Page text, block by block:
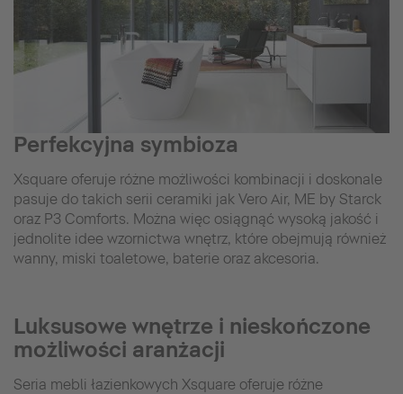
Perfekcyjna symbioza
Xsquare oferuje różne możliwości kombinacji i doskonale
pasuje do takich serii ceramiki jak Vero Air, ME by Starck
oraz P3 Comforts. Można więc osiągnąć wysoką jakość i
jednolite idee wzornictwa wnętrz, które obejmują również
wanny, miski toaletowe, baterie oraz akcesoria.
Luksusowe wnętrze i nieskończone
możliwości aranżacji
Seria mebli łazienkowych Xsquare oferuje różne